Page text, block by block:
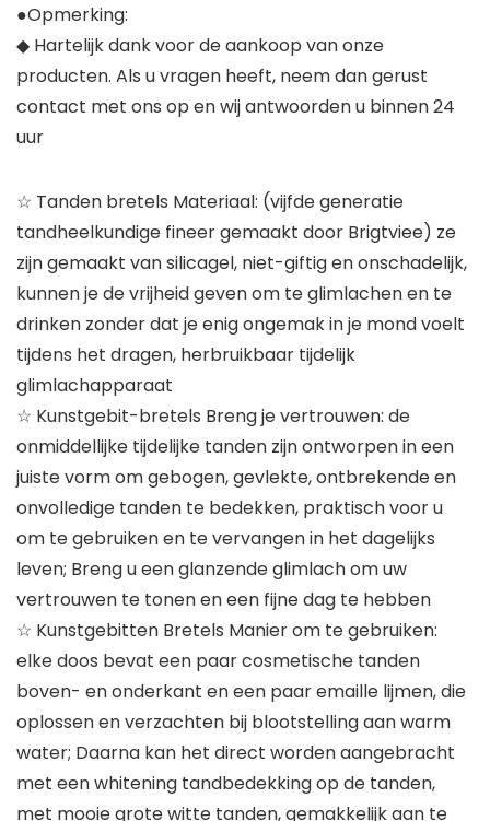
●Opmerking:
◆ Hartelijk dank voor de aankoop van onze
producten. Als u vragen heeft, neem dan gerust
contact met ons op en wij antwoorden u binnen 24
uur
☆ Tanden bretels Materiaal: (vijfde generatie
tandheelkundige fineer gemaakt door Brigtviee) ze
zijn gemaakt van silicagel, niet-giftig en onschadelijk,
kunnen je de vrijheid geven om te glimlachen en te
drinken zonder dat je enig ongemak in je mond voelt
tijdens het dragen, herbruikbaar tijdelijk
glimlachapparaat
☆ Kunstgebit-bretels Breng je vertrouwen: de
onmiddellijke tijdelijke tanden zijn ontworpen in een
juiste vorm om gebogen, gevlekte, ontbrekende en
onvolledige tanden te bedekken, praktisch voor u
om te gebruiken en te vervangen in het dagelijks
leven; Breng u een glanzende glimlach om uw
vertrouwen te tonen en een fijne dag te hebben
☆ Kunstgebitten Bretels Manier om te gebruiken:
elke doos bevat een paar cosmetische tanden
boven- en onderkant en een paar emaille lijmen, die
oplossen en verzachten bij blootstelling aan warm
water; Daarna kan het direct worden aangebracht
met een whitening tandbedekking op de tanden,
met mooie grote witte tanden, gemakkelijk aan te